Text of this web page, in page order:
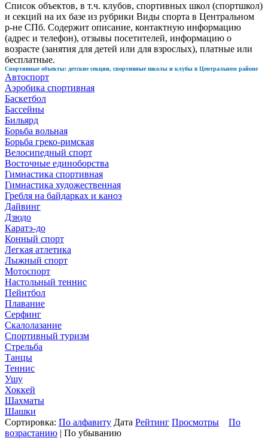
Список объектов, в т.ч. клубов, спортивных школ (спортшкол)
и секций на их базе из рубрики Виды спорта в Центральном
р-не СПб. Содержит описание, контактную информацию
(адрес и телефон), отзывы посетителей, информацию о
возрасте (занятия для детей или для взрослых), платные или
бесплатные.
Спортивные объекты: детские секции, спортивные школы и клубы в Центральном районе
Автоспорт
Аэробика спортивная
Баскетбол
Бассейны
Бильярд
Борьба вольная
Борьба греко-римская
Велосипедный спорт
Восточные единоборства
Гимнастика спортивная
Гимнастика художественная
Гребля на байдарках и каноэ
Дайвинг
Дзюдо
Каратэ-до
Конный спорт
Легкая атлетика
Лыжный спорт
Мотоспорт
Настольный теннис
Пейнтбол
Плавание
Серфинг
Скалолазание
Спортивный туризм
Стрельба
Танцы
Теннис
Ушу
Хоккей
Шахматы
Шашки
Сортировка: По алфавиту Дата Рейтинг Просмотры
По
возрастанию | По убыванию